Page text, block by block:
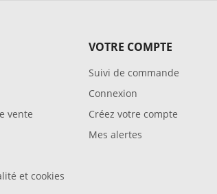
vente
et cookies
VOTRE COMPTE
Suivi de commande
Connexion
Créez votre compte
Mes alertes